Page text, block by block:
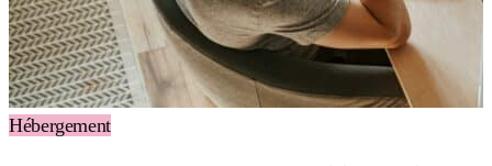
Hébergement